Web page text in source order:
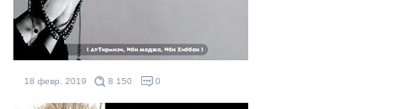
18 февр. 2019 8 150 0